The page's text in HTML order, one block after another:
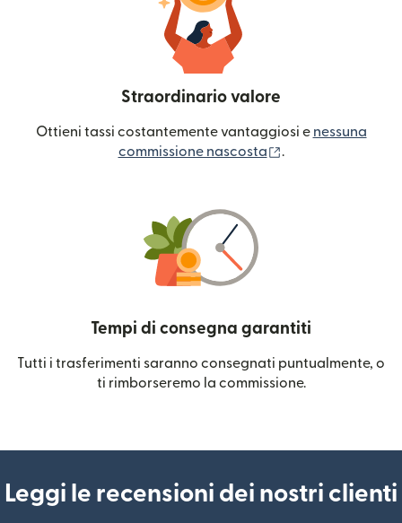
Straordinario valore
Ottieni tassi costantemente vantaggiosi e nessuna
commissione nascosta
.
Tempi di consegna garantiti
Tutti i trasferimenti saranno consegnati puntualmente, o
ti rimborseremo la commissione.
Leggi le recensioni dei nostri clienti